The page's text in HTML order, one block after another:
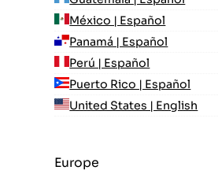
México | Español
Panamá | Español
Perú | Español
Puerto Rico | Español
United States | English
Europe